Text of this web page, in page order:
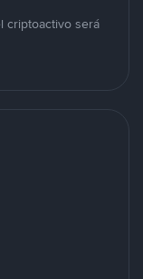
criptoactivo será